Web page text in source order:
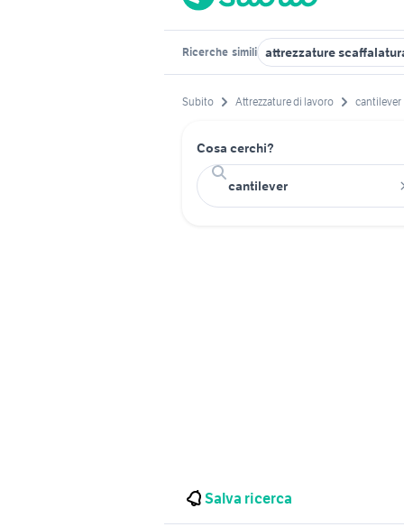
Ricerche simili attrezzature
Subito Attrezzature di lavoro cantilever
Cosa cerchi?
Salva ricerca